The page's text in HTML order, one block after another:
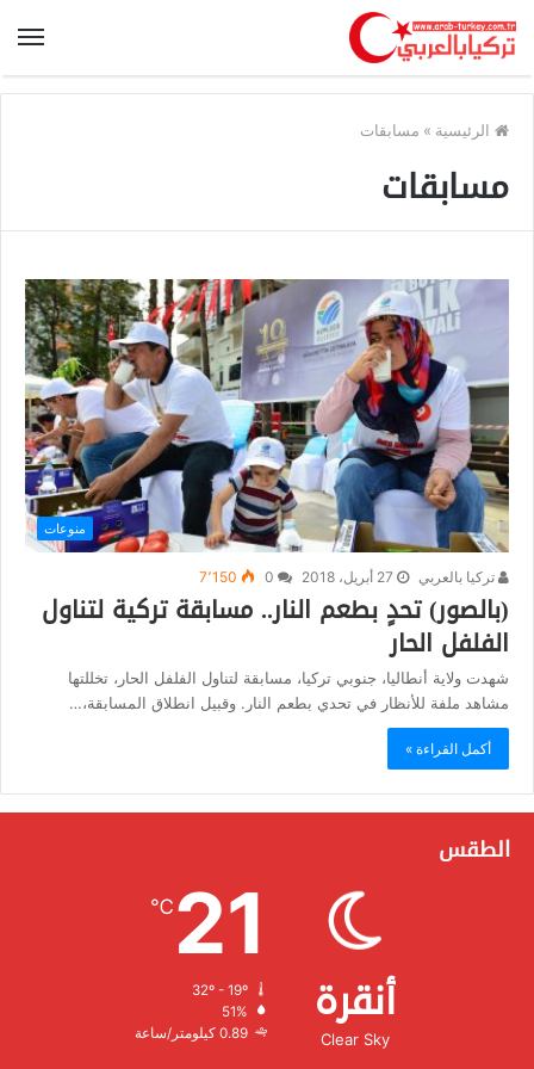
الرئيسية » مسابقات
مسابقات
منوعات
تركيا بالعربي 27 أبريل، 2018 7٬150
(بالصور) تحدٍ بطعم النار.. مسابقة تركية لتناول
الفلفل الحار
شهدت ولاية أنطاليا، جنوبي تركيا، مسابقة لتناول الفلفل الحار، تخللتها
مشاهد ملفة للأنظار في تحدي بطعم النار. وقبيل انطلاق المسابقة،…
أكمل القراءة »
الطقس
أنقرة
Clear Sky
21
℃
الرطوبة:
الرياح: